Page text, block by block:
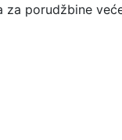
za porudžbine